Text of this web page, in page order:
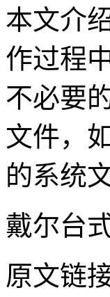
本文介
作过程
不必要
文件，
的系统
戴尔台
原文链